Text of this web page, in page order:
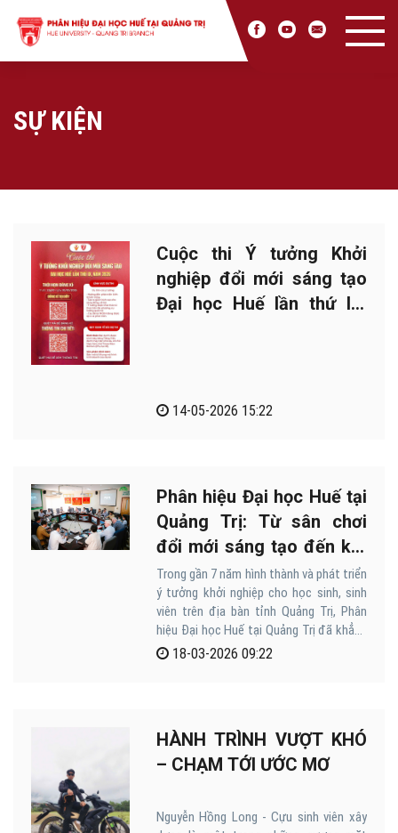
SỰ KIỆN
Cuộc thi Ý tưởng Khởi
nghiệp đổi mới sáng tạo
Đại học Huế lần thứ IX,
14-05-2026 15:22
Phân hiệu Đại học Huế tại
Quảng Trị: Từ sân chơi
đổi mới sáng tạo đến kết
nối hệ sinh thái vườn ươm
khởi nghiệp
Trong gần 7 năm hình thành và phát triển
ý tưởng khởi nghiệp cho học sinh, sinh
viên trên địa bàn tỉnh Quảng Trị, Phân
hiệu Đại học Huế tại Quảng Trị đã khẳng
định vai trò là một trong những đơn vị
nghiệp tại địa phương.
18-03-2026 09:22
HÀNH TRÌNH VƯỢT KHÓ
– CHẠM TỚI ƯỚC MƠ
Nguyễn Hồng Long - Cựu sinh viên xây